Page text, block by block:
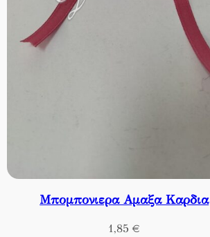
Μπομπονιερα Αμαξα Καρδια
1,85 €